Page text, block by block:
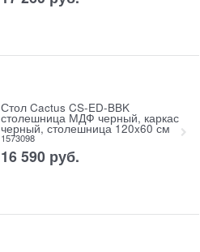
Стол Cactus CS-ED-BBK
столешница МДФ черный, каркас
черный, столешница 120x60 см
1573098
16 590 руб.